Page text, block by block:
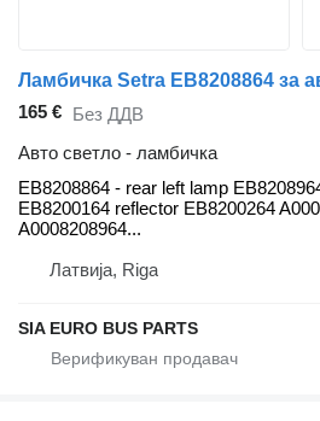
Ламбичка Setra EB8208864 за
165 € Без ДДВ
Авто светло - ламбичка
EB8208864 - rear left lamp
EB8200164 reflector EB8200264
A0008208964...
Латвија, Riga
SIA EURO BUS PARTS